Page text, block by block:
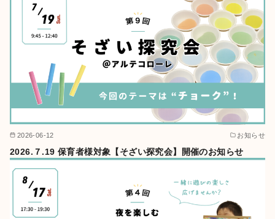
2026-06-12 お知らせ
2026.７.19 保育者様対象【そざい探究会】開催のお知らせ